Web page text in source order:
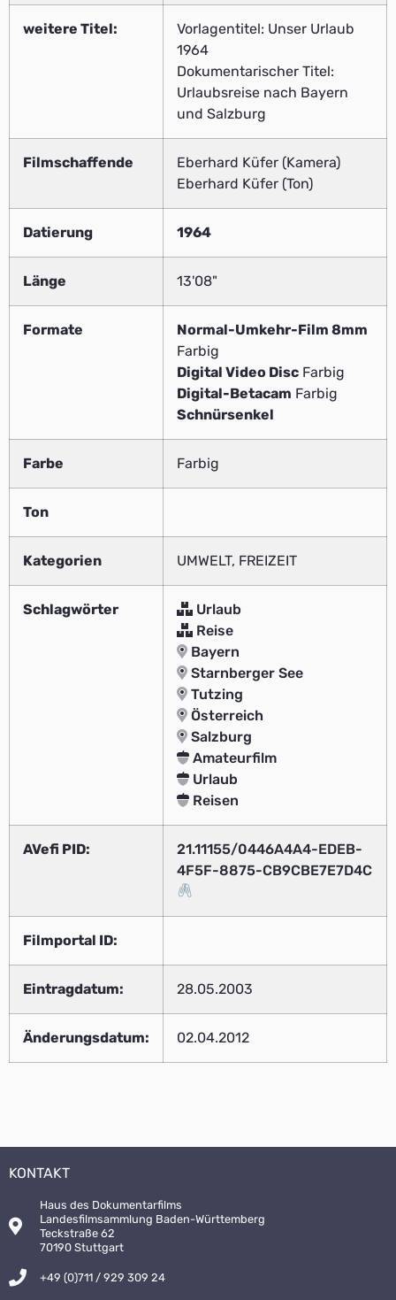
weitere Titel:
Vorlagentitel: Unser Urlaub
1964
Dokumentarischer Titel:
Urlaubsreise nach Bayern
und Salzburg
Filmschaffende
Eberhard Küfer (Kamera)
Eberhard Küfer (Ton)
Datierung 1964
Länge 13'08"
Formate
Normal-Umkehr-Film 8mm
Farbig
Digital Video Disc Farbig
Digital-Betacam Farbig
Schnürsenkel
Farbe Farbig
Ton
Kategorien UMWELT, FREIZEIT
Schlagwörter
Urlaub
Reise
Bayern
Starnberger See
Tutzing
Österreich
Salzburg
Amateurfilm
Urlaub
Reisen
AVefi PID:
21.11155/0446A4A4-EDEB-
4F5F-8875-CB9CBE7E7D4C
Filmportal ID:
Eintragdatum: 28.05.2003
Änderungsdatum: 02.04.2012
KONTAKT
Haus des Dokumentarfilms
Landesfilmsammlung Baden-Württemberg
Teckstraße 62
70190 Stuttgart
+49 (0)711 / 929 309 24